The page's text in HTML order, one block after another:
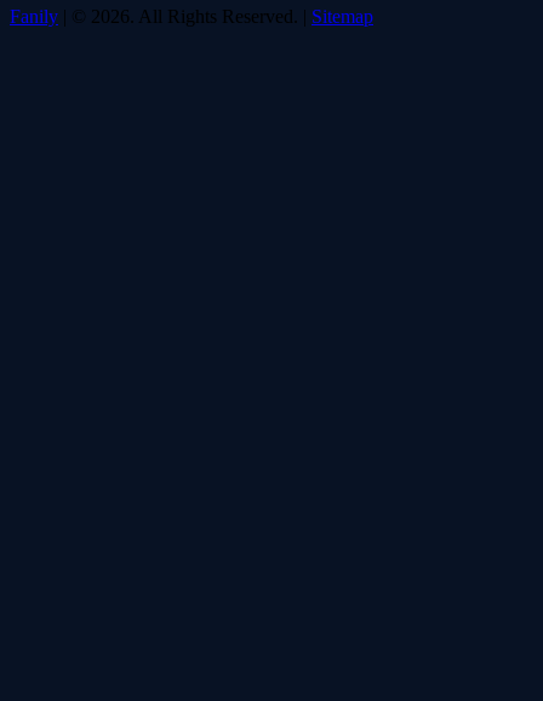
Fanily | © 2026. All Rights Reserved. | Sitemap